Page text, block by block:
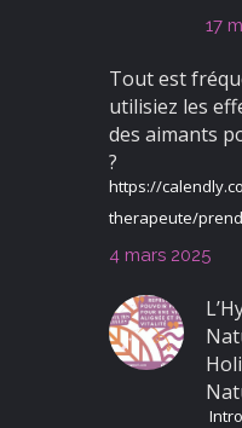
17
Tout est
utilisiez les
des aimants
?
https://
therapeute/prend
4 mars 2025